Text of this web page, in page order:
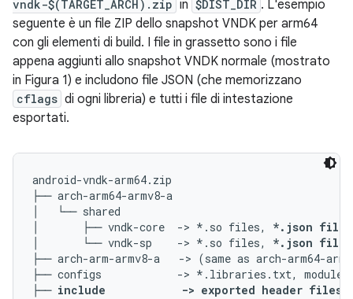
vndk-$(TARGET_ARCH).zip in $DIST_DIR . L'esempio
seguente è un file ZIP dello snapshot VNDK per arm64
con gli elementi di build. I file in grassetto sono i file
appena aggiunti allo snapshot VNDK normale (mostrato
in Figura 1) e includono file JSON (che memorizzano
cflags di ogni libreria) e tutti i file di intestazione
esportati.
android-vndk-arm64.zip
├── arch-arm64-armv8-a
│   └── shared
│       ├── vndk-core  -> *.so files, *.json files
│       └── vndk-sp    -> *.so files, *.json files
├── arch-arm-armv8-a   -> (same as arch-arm64-
├── configs            -> *.libraries.txt,
├── include            -> exported header